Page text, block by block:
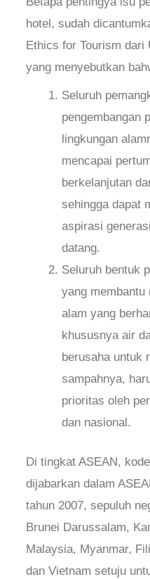
hotel, sudah
Ethics for Tourism dari
yang menyebutkan
Seluruh
pengembangan
lingkungan
mencapai
berkelanjutan
sehingga dapat
aspirasi
datang.
Seluruh bentuk
yang membantu
alam yang
khususnya air
berusaha untuk
sampahnya,
prioritas oleh
dan nasional.
Di tingkat ASEAN,
dijabarkan dalam
tahun 2007, sepuluh
Brunei Darussalam,
Malaysia, Myanmar,
dan Vietnam setuju